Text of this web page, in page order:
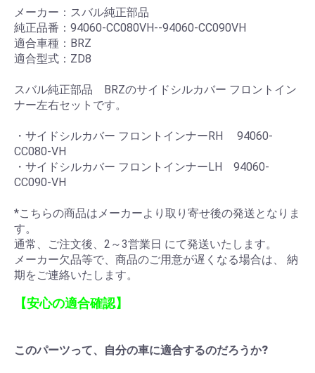
メーカー：スバル純正部品
純正品番：94060-CC080VH--94060-CC090VH
適合車種：BRZ
適合型式：ZD8
スバル純正部品 BRZのサイドシルカバー フロントイン
ナー左右セットです。
・サイドシルカバー フロントインナーRH 94060-
CC080-VH
・サイドシルカバー フロントインナーLH 94060-
CC090-VH
*こちらの商品はメーカーより取り寄せ後の発送となりま
す。
通常、ご注文後、2～3営業日 にて発送いたします。
メーカー欠品等で、商品のご用意が遅くなる場合は、 納
期をご連絡いたします。
【安心の適合確認】
このパーツって、自分の車に適合するのだろうか?